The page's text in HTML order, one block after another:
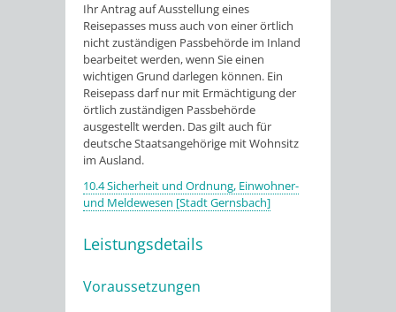
Ihr Antrag auf Ausstellung eines
Reisepasses muss auch von einer örtlich
nicht zuständigen Passbehörde im Inland
bearbeitet werden, wenn Sie einen
wichtigen Grund darlegen können. Ein
Reisepass darf nur mit Ermächtigung der
örtlich zuständigen Passbehörde
ausgestellt werden. Das gilt auch für
deutsche Staatsangehörige mit Wohnsitz
im Ausland.
10.4 Sicherheit und Ordnung, Einwohner-
und Meldewesen [Stadt Gernsbach]
Leistungsdetails
Voraussetzungen